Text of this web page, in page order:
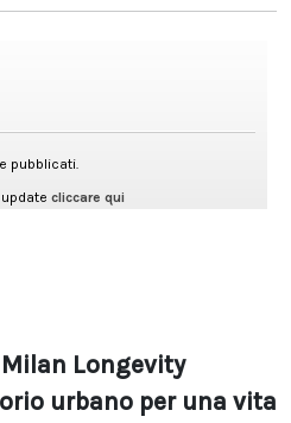
Longevity
urbano per una vita